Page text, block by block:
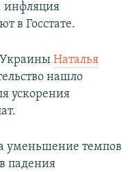
инфляция
в Госстате.
Украины Наталья
нашло
ускорения
уменьшение темпов
падения